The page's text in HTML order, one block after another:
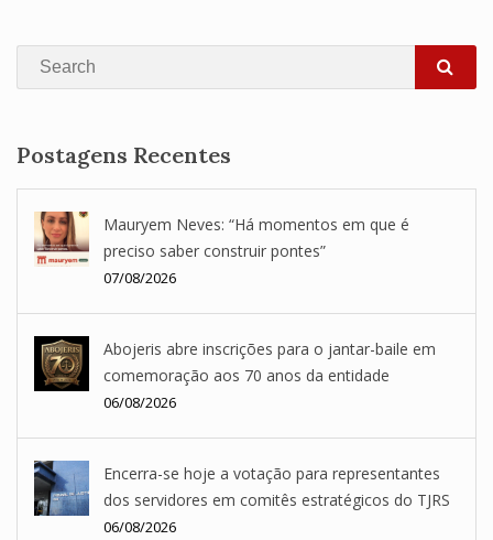
Search
Postagens Recentes
Mauryem Neves: “Há momentos em que é
preciso saber construir pontes”
07/08/2026
Abojeris abre inscrições para o jantar-baile em
comemoração aos 70 anos da entidade
06/08/2026
Encerra-se hoje a votação para representantes
dos servidores em comitês estratégicos do TJRS
06/08/2026